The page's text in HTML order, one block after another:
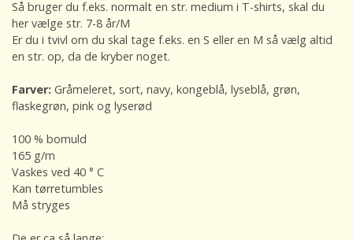
Så bruger du f.eks. normalt en str. medium i T-shirts, skal du
her vælge str. 7-8 år/M
Er du i tvivl om du skal tage f.eks. en S eller en M så vælg altid
en str. op, da de kryber noget.
Farver: Gråmeleret, sort, navy, kongeblå, lyseblå, grøn,
flaskegrøn, pink og lyserød
100 % bomuld
165 g/m
Vaskes ved 40 ° C
Kan tørretumbles
Må stryges